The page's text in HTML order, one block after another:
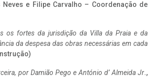
e Filipe Carvalho – Coordenação de
os fortes da jurisdição da Villa da Praia e da
da despesa das obras necessárias em cada
por Damião Pego e António d’ Almeida Jr.,